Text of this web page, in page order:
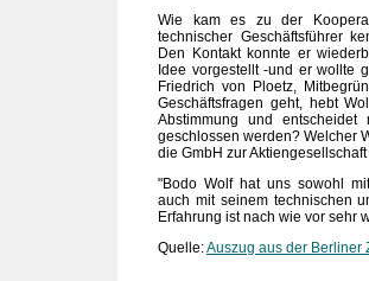
Wie kam es zu der
technischer Geschäftsführer
Den Kontakt konnte er
Idee vorgestellt -und er wollte
Friedrich von Ploetz,
Geschäftsfragen geht, hebt
Abstimmung und entscheidet
geschlossen werden? Welcher
die GmbH zur
"Bodo Wolf hat uns sowohl
auch mit seinem technischen
Erfahrung ist nach wie vor sehr
Quelle:Auszug aus der Berliner